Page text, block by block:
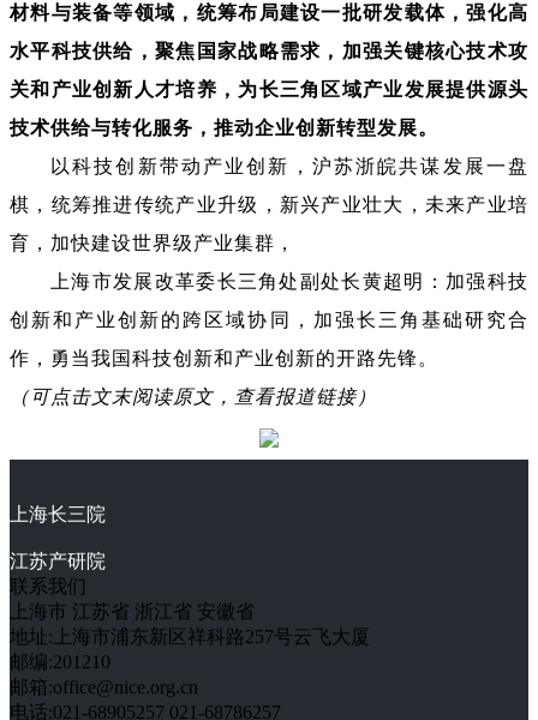
材料与装备等领域，统筹布局建设一批研发载体，强化高
水平科技供给，聚焦国家战略需求，加强关键核心技术攻
关和产业创新人才培养，为长三角区域产业发展提供源头
技术供给与转化服务，推动企业创新转型发展。
以科技创新带动产业创新，沪苏浙皖共谋发展一盘
棋，统筹推进传统产业升级，新兴产业壮大，未来产业培
育，加快建设世界级产业集群，
上海市发展改革委长三角处副处长黄超明：加强科技
创新和产业创新的跨区域协同，加强长三角基础研究合
作，勇当我国科技创新和产业创新的开路先锋。
（可点击文末阅读原文，查看报道链接）
上海长三院
江苏产研院
联系我们
上海市 江苏省 浙江省 安徽省
地址:上海市浦东新区祥科路257号云飞大厦
邮编:201210
邮箱:office@nice.org.cn
电话:021-68905257 021-68786257